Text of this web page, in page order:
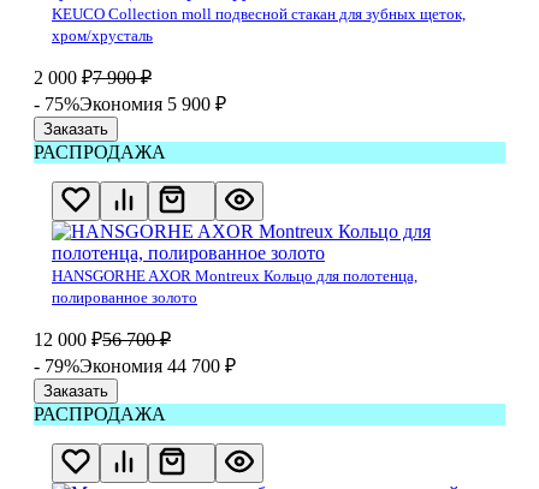
KEUCO Collection moll подвесной стакан для зубных щеток,
хром/хрусталь
2 000 ₽7 900 ₽
- 75%Экономия 5 900 ₽
Заказать
РАСПРОДАЖА
HANSGORHE AXOR Montreux Кольцо для полотенца,
полированное золото
12 000 ₽56 700 ₽
- 79%Экономия 44 700 ₽
Заказать
РАСПРОДАЖА